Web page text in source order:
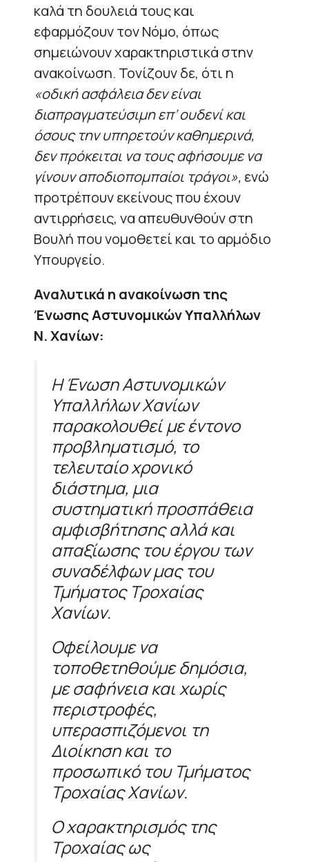
καλά τη δουλειά τους και
εφαρμόζουν τον Νόμο, όπως
σημειώνουν χαρακτηριστικά στην
ανακοίνωση. Τονίζουν δε, ότι η
«οδική ασφάλεια δεν είναι
διαπραγματεύσιμη επ’ ουδενί και
όσους την υπηρετούν καθημερινά,
δεν πρόκειται να τους αφήσουμε να
γίνουν αποδιοπομπαίοι τράγοι», ενώ
προτρέπουν εκείνους που έχουν
αντιρρήσεις, να απευθυνθούν στη
Βουλή που νομοθετεί και το αρμόδιο
Υπουργείο.
Αναλυτικά η ανακοίνωση της
Ένωσης Αστυνομικών Υπαλλήλων
Ν. Χανίων:
Η Ένωση Αστυνομικών
Υπαλλήλων Χανίων
παρακολουθεί με έντονο
προβληματισμό, το
τελευταίο χρονικό
διάστημα, μια
συστηματική προσπάθεια
αμφισβήτησης αλλά και
απαξίωσης του έργου των
συναδέλφων μας του
Τμήματος Τροχαίας
Χανίων.
Οφείλουμε να
τοποθετηθούμε δημόσια,
με σαφήνεια και χωρίς
περιστροφές,
υπερασπιζόμενοι τη
Διοίκηση και το
προσωπικό του Τμήματος
Τροχαίας Χανίων.
Ο χαρακτηρισμός της
Τροχαίας ως